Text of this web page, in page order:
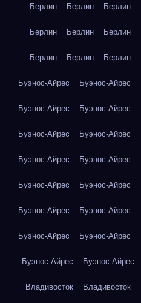
Берлин Берлин Берлин
Берлин Берлин Берлин
Берлин Берлин Берлин
Буэнос-Айрес Буэнос-Айрес
Буэнос-Айрес Буэнос-Айрес
Буэнос-Айрес Буэнос-Айрес
Буэнос-Айрес Буэнос-Айрес
Буэнос-Айрес Буэнос-Айрес
Буэнос-Айрес Буэнос-Айрес
Буэнос-Айрес Буэнос-Айрес
Буэнос-Айрес Буэнос-Айрес
Владивосток Владивосток